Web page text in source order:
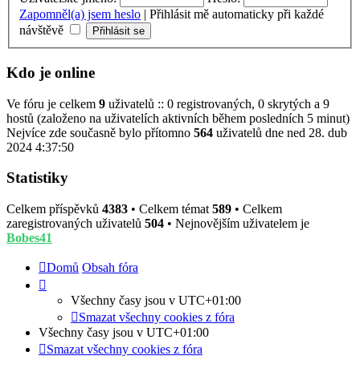
Zapomněl(a) jsem heslo | Přihlásit mě automaticky při každé
návštěvě
Kdo je online
Ve fóru je celkem 9 uživatelů :: 0 registrovaných, 0 skrytých a 9
hostů (založeno na uživatelích aktivních během posledních 5 minut)
Nejvíce zde současně bylo přítomno 564 uživatelů dne ned 28. dub
2024 4:37:50
Statistiky
Celkem příspěvků 4383 • Celkem témat 589 • Celkem
zaregistrovaných uživatelů 504 • Nejnovějším uživatelem je
Bobes41
Domů Obsah fóra
Všechny časy jsou v UTC+01:00
Smazat všechny cookies z fóra
Všechny časy jsou v UTC+01:00
Smazat všechny cookies z fóra